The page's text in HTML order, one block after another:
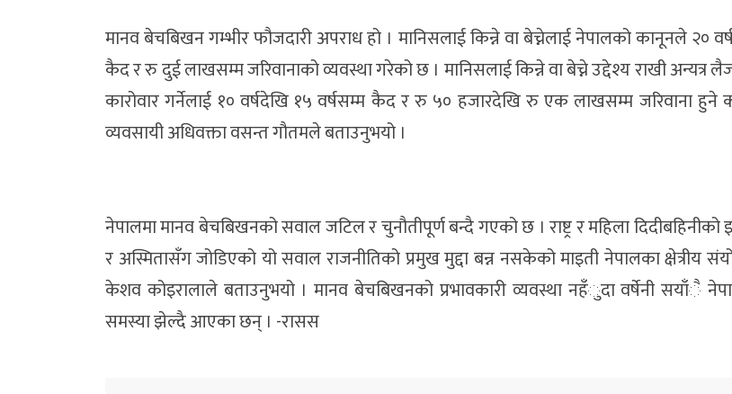
मानव बेचबिखन गम्भीर फौजदारी अपराध हो । मानिसलाई किन्ने वा बेच्नेलाई नेपालको कानूनले २०
कैद र रु दुई लाखसम्म जरिवानाको व्यवस्था गरेको छ । मानिसलाई किन्ने वा बेच्ने उद्देश्य राखी अन्यत्र
कारोवार गर्नेलाई १० वर्षदेखि १५ वर्षसम्म कैद र रु ५० हजारदेखि रु एक लाखसम्म जरिवाना हुने
व्यवसायी अधिवक्ता वसन्त गौतमले बताउनुभयो ।
नेपालमा मानव बेचबिखनको सवाल जटिल र चुनौतीपूर्ण बन्दै गएको छ । राष्ट्र र महिला दिदीबहिनीको
र अस्मितासँग जोडिएको यो सवाल राजनीतिको प्रमुख मुद्दा बन्न नसकेको माइती नेपालका क्षेत्रीय
केशव कोइरालाले बताउनुभयो । मानव बेचबिखनको प्रभावकारी व्यवस्था नहँुदा वर्षेनी सयाँै
समस्या झेल्दै आएका छन् । -रासस